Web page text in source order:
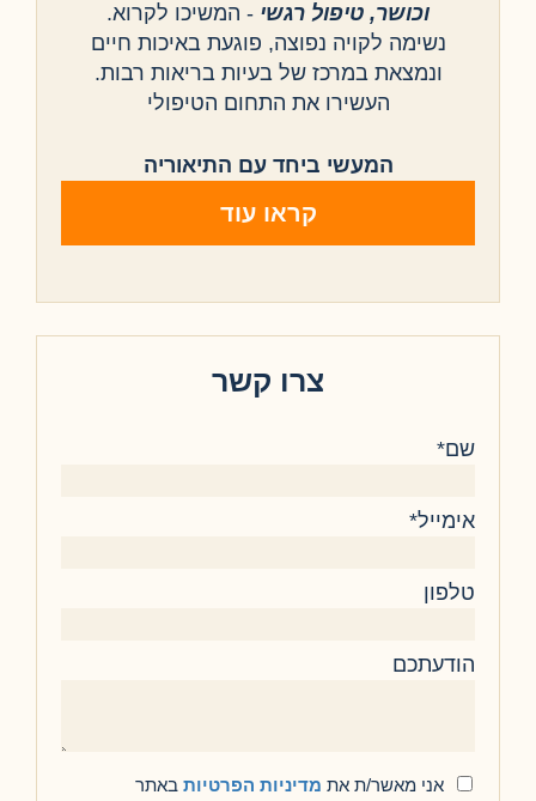
וכושר, טיפול רגשי- המשיכו לקרוא.
נשימה לקויה נפוצה, פוגעת באיכות חיים
ונמצאת במרכז של בעיות בריאות רבות.
העשירו את התחום הטיפולי
המעשי ביחד עם התיאוריה
קראו עוד
צרו קשר
שם*
אימייל*
טלפון
הודעתכם
אני מאשר/ת אתמדיניות הפרטיותבאתר